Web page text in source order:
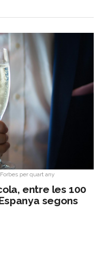
per quart any
entre les 100
segons